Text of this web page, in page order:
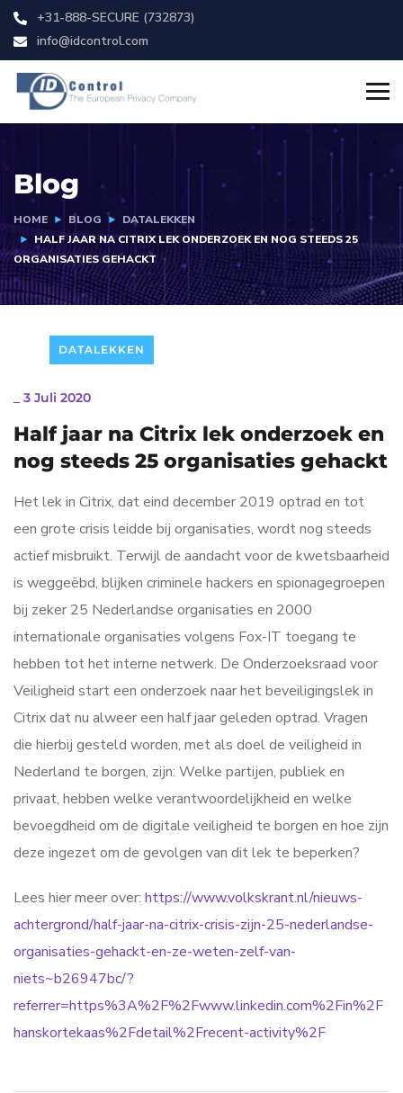
+31-888-SECURE (732873)
info@idcontrol.com
Blog
HOME BLOG
DATALEKKEN
HALF JAAR NA CITRIX LEK ONDERZOEK EN NOG STEEDS 25
ORGANISATIES GEHACKT
DATALEKKEN
3 Juli 2020
Half jaar na Citrix lek onderzoek en
nog steeds 25 organisaties gehackt
Het lek in Citrix, dat eind december 2019 optrad en tot
een grote crisis leidde bij organisaties, wordt nog steeds
actief misbruikt. Terwijl de aandacht voor de kwetsbaarheid
is weggeëbd, blijken criminele hackers en spionagegroepen
bij zeker 25 Nederlandse organisaties en 2000
internationale organisaties volgens Fox-IT toegang te
hebben tot het interne netwerk. De Onderzoeksraad voor
Veiligheid start een onderzoek naar het beveiligingslek in
Citrix dat nu alweer een half jaar geleden optrad. Vragen
die hierbij gesteld worden, met als doel de veiligheid in
Nederland te borgen, zijn: Welke partijen, publiek en
privaat, hebben welke verantwoordelijkheid en welke
bevoegdheid om de digitale veiligheid te borgen en hoe zijn
deze ingezet om de gevolgen van dit lek te beperken?
Lees hier meer over: https://www.volkskrant.nl/nieuws-
achtergrond/half-jaar-na-citrix-crisis-zijn-25-nederlandse-
organisaties-gehackt-en-ze-weten-zelf-van-
niets~b26947bc/?
referrer=https%3A%2F%2Fwww.linkedin.com%2Fin%2F
hanskortekaas%2Fdetail%2Frecent-activity%2F